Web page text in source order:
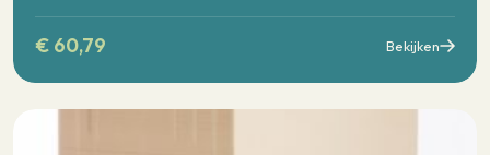
€ 60,79 Bekijken